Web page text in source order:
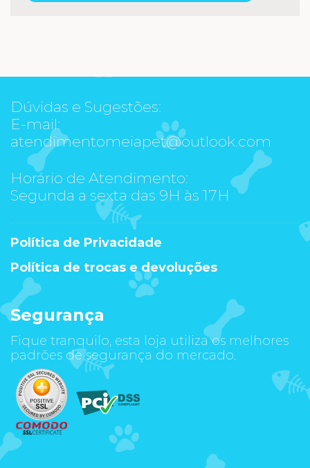
Dúvidas e Sugestões:
E-mail:
atendimentomeiapet@outlook.com
Horário de Atendimento:
Segunda a sexta das 9H às 17H
Política de Privacidade
Política de trocas e devoluções
Segurança
Fique tranquilo, esta loja utiliza os melhores
padrões de segurança do mercado.